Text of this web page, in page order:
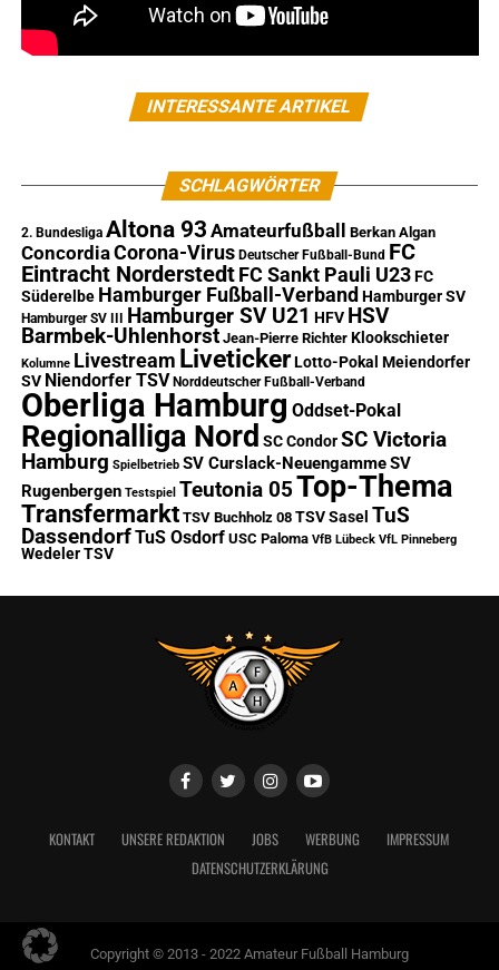
INTERESSANTE ARTIKEL
SCHLAGWÖRTER
2. Bundesliga Altona 93 Amateurfußball Berkan Algan
ConcordiaCorona-Virus Deutscher Fußball-Bund FC
Eintracht Norderstedt FC Sankt Pauli U23 FC
Süderelbe Hamburger Fußball-Verband Hamburger SV
Hamburger SV III Hamburger SV U21 HFV HSV
Barmbek-Uhlenhorst Jean-Pierre Richter Klookschieter
Kolumne Livestream Liveticker Lotto-Pokal Meiendorfer
SV Niendorfer TSV Norddeutscher Fußball-Verband
Oberliga Hamburg Oddset-Pokal
Regionalliga Nord SC Condor SC Victoria
Hamburg Spielbetrieb SV Curslack-NeuengammeSV
Rugenbergen Testspiel Teutonia 05Top-Thema
Transfermarkt TSV Buchholz 08 TSV Sasel TuS
DassendorfTuS Osdorf USC Paloma VfB Lübeck VfL Pinneberg
Wedeler TSV
KONTAKT UNSERE REDAKTION JOBS WERBUNG
IMPRESSUM
DATENSCHUTZERKLÄRUNG
Copyright © 2013 - 2022 Amateur Fußball Hamburg